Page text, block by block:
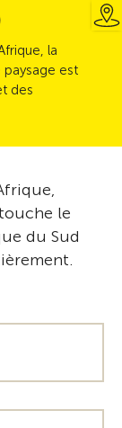
la
est
des
le
du Sud